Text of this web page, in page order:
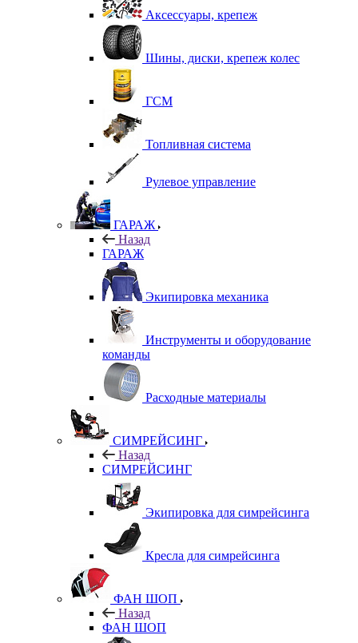
Аксессуары, крепеж
Шины, диски, крепеж колес
ГСМ
Топливная система
Рулевое управление
ГАРАЖ
Назад
ГАРАЖ
Экипировка механика
Инструменты и оборудование
команды
Расходные материалы
СИМРЕЙСИНГ
Назад
СИМРЕЙСИНГ
Экипировка для симрейсинга
Кресла для симрейсинга
ФАН ШОП
Назад
ФАН ШОП